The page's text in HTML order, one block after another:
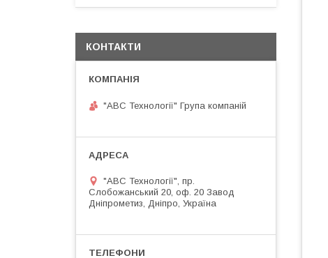
КОНТАКТИ
"АВС Технології" Група компаній
"АВС Технології", пр.
Слобожанський 20, оф. 20 Завод
Дніпрометиз, Дніпро, Україна